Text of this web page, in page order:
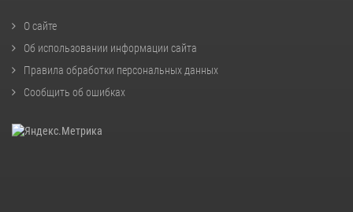
О сайте
Об использовании информации сайта
Правила обработки персональных данных
Сообщить об ошибках